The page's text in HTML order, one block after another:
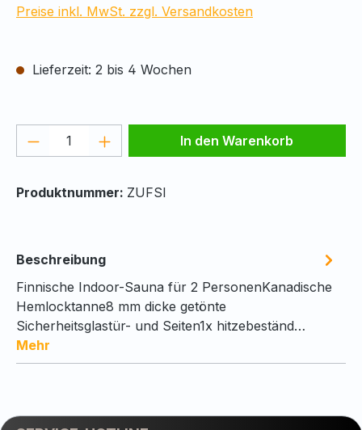
Preise inkl. MwSt. zzgl. Versandkosten
Lieferzeit: 2 bis 4 Wochen
Produkt Anzahl: Gib denIn den Warenkorb
Produktnummer: ZUFSI
Beschreibung
Finnische Indoor-Sauna für 2 PersonenKanadische
Hemlocktanne8 mm dicke getönte
Sicherheitsglastür- und Seiten1x hitzebeständ…
Mehr